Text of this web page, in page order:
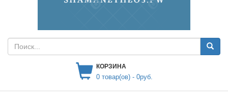
КОРЗИНА
0товар(ов) - 0руб.